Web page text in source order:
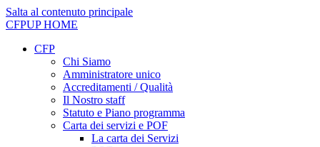
Salta al contenuto principale
CFPUPHOME
CFP
Chi Siamo
Amministratore unico
Accreditamenti / Qualità
Il Nostro staff
Statuto e Piano programma
Carta dei servizi e POF
La carta dei Servizi